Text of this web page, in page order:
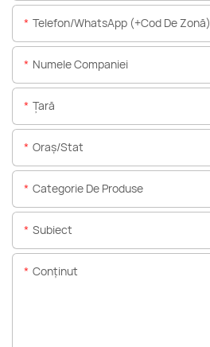
Telefon/WhatsApp (+Cod De Zonă)
Numele Companiei
Ţară
Oraș/stat
Categorie De Produse
Subiect
Conţinut